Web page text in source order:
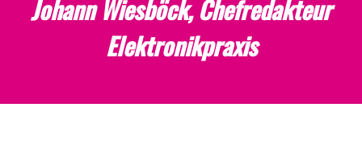
Johann Wiesböck, Chefredakteur
Elektronikpraxis